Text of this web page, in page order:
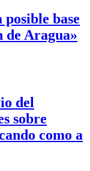
base
de Aragua»
del
sobre
como a